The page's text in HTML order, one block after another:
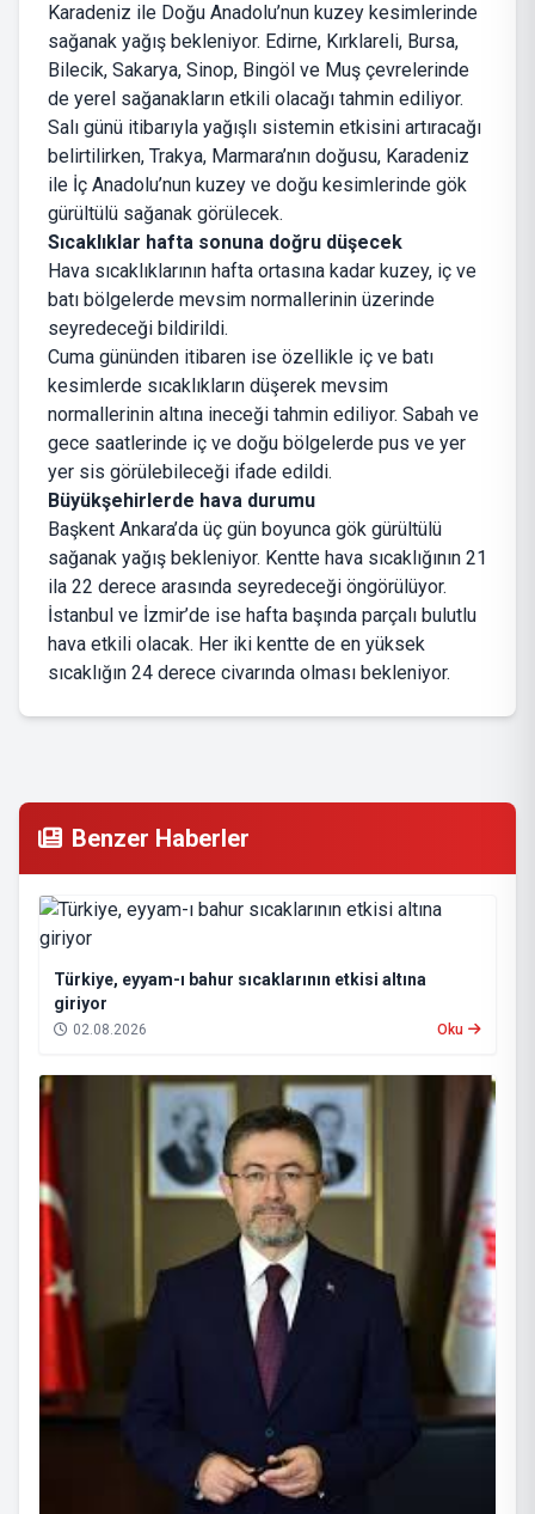
Karadeniz ile Doğu Anadolu’nun kuzey kesimlerinde
sağanak yağış bekleniyor. Edirne, Kırklareli, Bursa,
Bilecik, Sakarya, Sinop, Bingöl ve Muş çevrelerinde
de yerel sağanakların etkili olacağı tahmin ediliyor.
Salı günü itibarıyla yağışlı sistemin etkisini artıracağı
belirtilirken, Trakya, Marmara’nın doğusu, Karadeniz
ile İç Anadolu’nun kuzey ve doğu kesimlerinde gök
gürültülü sağanak görülecek.
Sıcaklıklar hafta sonuna doğru düşecek
Hava sıcaklıklarının hafta ortasına kadar kuzey, iç ve
batı bölgelerde mevsim normallerinin üzerinde
seyredeceği bildirildi.
Cuma gününden itibaren ise özellikle iç ve batı
kesimlerde sıcaklıkların düşerek mevsim
normallerinin altına ineceği tahmin ediliyor. Sabah ve
gece saatlerinde iç ve doğu bölgelerde pus ve yer
yer sis görülebileceği ifade edildi.
Büyükşehirlerde hava durumu
Başkent Ankara’da üç gün boyunca gök gürültülü
sağanak yağış bekleniyor. Kentte hava sıcaklığının 21
ila 22 derece arasında seyredeceği öngörülüyor.
İstanbul ve İzmir’de ise hafta başında parçalı bulutlu
hava etkili olacak. Her iki kentte de en yüksek
sıcaklığın 24 derece civarında olması bekleniyor.
Benzer Haberler
Türkiye, eyyam-ı bahur sıcaklarının etkisi altına
giriyor
02.08.2026 Oku